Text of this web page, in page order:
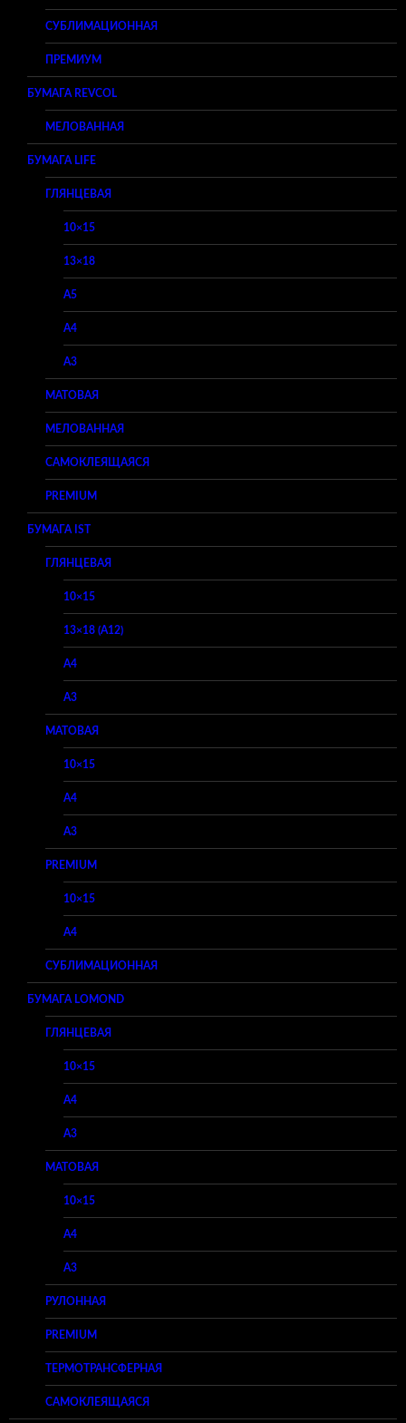
СУБЛИМАЦИОННАЯ
ПРЕМИУМ
БУМАГА REVCOL
МЕЛОВАННАЯ
БУМАГА LIFE
ГЛЯНЦЕВАЯ
10×15
13×18
A5
A4
A3
МАТОВАЯ
МЕЛОВАННАЯ
САМОКЛЕЯЩАЯСЯ
PREMIUM
БУМАГА IST
ГЛЯНЦЕВАЯ
10×15
13×18 (A12)
A4
A3
МАТОВАЯ
10×15
A4
A3
PREMIUM
10×15
A4
СУБЛИМАЦИОННАЯ
БУМАГА LOMOND
ГЛЯНЦЕВАЯ
10×15
A4
A3
МАТОВАЯ
10×15
A4
A3
РУЛОННАЯ
PREMIUM
ТЕРМОТРАНСФЕРНАЯ
САМОКЛЕЯЩАЯСЯ